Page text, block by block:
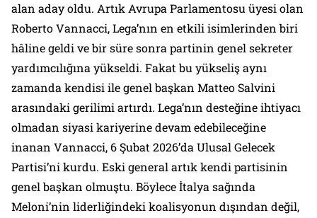
alan aday oldu. Artık Avrupa Parlamentosu üyesi olan
Roberto Vannacci, Lega’nın en etkili isimlerinden biri
hâline geldi ve bir süre sonra partinin genel sekreter
yardımcılığına yükseldi. Fakat bu yükseliş aynı
zamanda kendisi ile genel başkan Matteo Salvini
arasındaki gerilimi artırdı. Lega’nın desteğine ihtiyacı
olmadan siyasi kariyerine devam edebileceğine
inanan Vannacci, 6 Şubat 2026’da Ulusal Gelecek
Partisi’ni kurdu. Eski general artık kendi partisinin
genel başkan olmuştu. Böylece İtalya sağında
Meloni’nin liderliğindeki koalisyonun dışından değil,